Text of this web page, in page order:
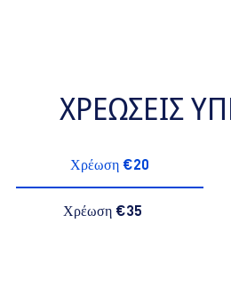
ΧΡΕΩΣΕΙΣ
Χρέωση €20
Χρέωση €35